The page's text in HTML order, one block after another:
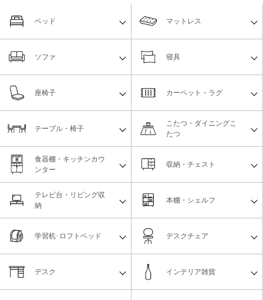
ベッド マットレス
ソファ 寝具
座椅子 カーペット・ラグ
テーブル・椅子
こたつ・ダイニングこ
たつ
食器棚・キッチンカウ
ンター
収納・チェスト
テレビ台・リビング収
納
本棚・シェルフ
学習机･ロフトベッド デスクチェア
デスク インテリア雑貨